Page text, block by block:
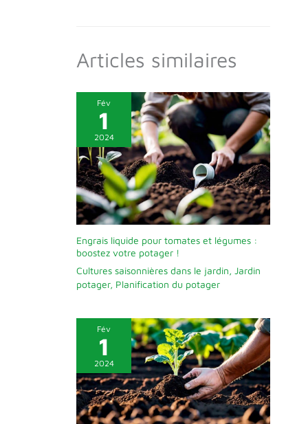
Articles similaires
Fév
1
2024
Engrais liquide pour tomates et légumes :
boostez votre potager !
Cultures saisonnières dans le jardin, Jardin
potager, Planification du potager
Fév
1
2024